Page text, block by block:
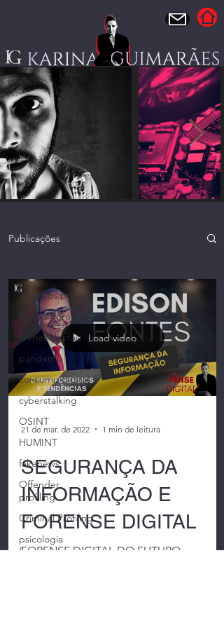
Publicações
Todos os posts
Perícia Forense
crimes digitais
pandemia
consumo digital
cyberstalking
OSINT
HUMINT
fakenews
Offender
profiling
Criminal Profiling
psicologia
forense
Load video
21 de mar. de 2022 1 min de leitura
SEGURANÇA DA
INFORMAÇÃO E
FORENSE DIGITAL
FORENSE DIGITAL DO FUTURO